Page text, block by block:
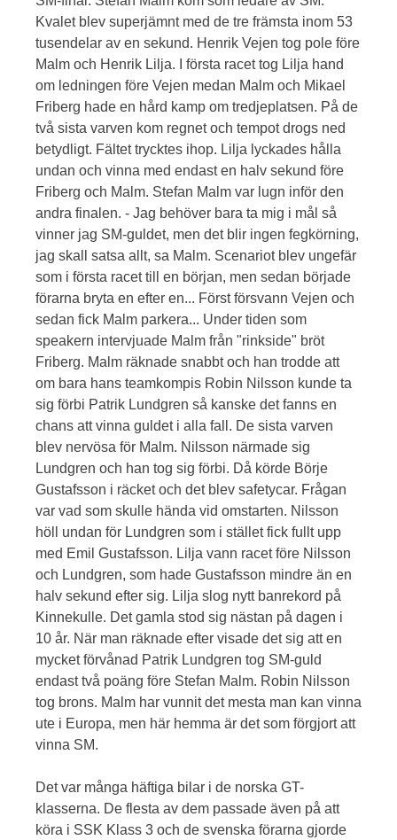
Kvalet blev superjämnt med de tre främsta inom 53
tusendelar av en sekund. Henrik Vejen tog pole före
Malm och Henrik Lilja. I första racet tog Lilja hand
om ledningen före Vejen medan Malm och Mikael
Friberg hade en hård kamp om tredjeplatsen. På de
två sista varven kom regnet och tempot drogs ned
betydligt. Fältet trycktes ihop. Lilja lyckades hålla
undan och vinna med endast en halv sekund före
Friberg och Malm. Stefan Malm var lugn inför den
andra finalen. - Jag behöver bara ta mig i mål så
vinner jag SM-guldet, men det blir ingen fegkörning,
jag skall satsa allt, sa Malm. Scenariot blev ungefär
som i första racet till en början, men sedan började
förarna bryta en efter en... Först försvann Vejen och
sedan fick Malm parkera... Under tiden som
speakern intervjuade Malm från "rinkside" bröt
Friberg. Malm räknade snabbt och han trodde att
om bara hans teamkompis Robin Nilsson kunde ta
sig förbi Patrik Lundgren så kanske det fanns en
chans att vinna guldet i alla fall. De sista varven
blev nervösa för Malm. Nilsson närmade sig
Lundgren och han tog sig förbi. Då körde Börje
Gustafsson i räcket och det blev safetycar. Frågan
var vad som skulle hända vid omstarten. Nilsson
höll undan för Lundgren som i stället fick fullt upp
med Emil Gustafsson. Lilja vann racet före Nilsson
och Lundgren, som hade Gustafsson mindre än en
halv sekund efter sig. Lilja slog nytt banrekord på
Kinnekulle. Det gamla stod sig nästan på dagen i
10 år. När man räknade efter visade det sig att en
mycket förvånad Patrik Lundgren tog SM-guld
endast två poäng före Stefan Malm. Robin Nilsson
tog brons. Malm har vunnit det mesta man kan vinna
ute i Europa, men här hemma är det som förgjort att
vinna SM.
Det var många häftiga bilar i de norska GT-
klasserna. De flesta av dem passade även på att
köra i SSK Klass 3 och de svenska förarna gjorde